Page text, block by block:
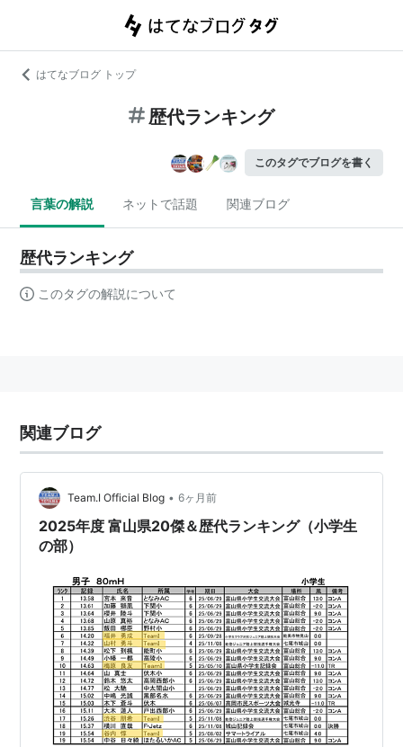
はてなブログ トップ
歴代ランキング
このタグでブログを書く
言葉の解説 ネットで話題 関連ブログ
歴代ランキング
このタグの解説について
関連ブログ
Team.I Official Blog • 6ヶ月前
2025年度 富山県20傑＆歴代ランキング（小学生
の部）